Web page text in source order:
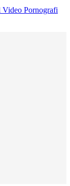
Pornografi